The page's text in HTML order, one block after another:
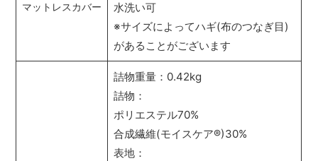
マットレスカバー
水洗い可
※サイズによってハギ(布のつなぎ目)
があることがございます
詰物重量：0.42kg
詰物：
ポリエステル70%
合成繊維(モイスケア®)30%
表地：